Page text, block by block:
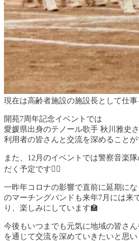
現在は高齢者施設の施設長として仕事
開苑7周年記念イベントでは
愛媛県出身のテノール歌手 秋川雅史
利用者の皆さんと交流を深めること
また、12月のイベントでは警察音楽
だく予定です👮‍♂️
一昨年コロナの影響で直前に延期に
のマーチングバンドも来年7月には来
り、楽しみにしています🏫
今後もいつまでも元気に地域の皆さ
を通じて交流を深めていきたいと思